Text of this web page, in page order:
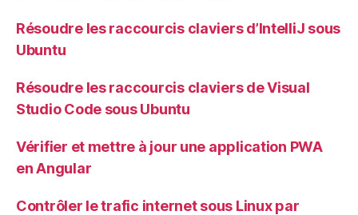
Résoudre les raccourcis claviers d’IntelliJ sous
Ubuntu
Résoudre les raccourcis claviers de Visual
Studio Code sous Ubuntu
Vérifier et mettre à jour une application PWA
en Angular
Contrôler le trafic internet sous Linux par